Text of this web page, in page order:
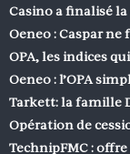
Casino a finalisé la
Oeneo : Caspar ne
OPA, les indices
Oeneo : l’OPA
Tarkett: la famille
Opération de
TechnipFMC :